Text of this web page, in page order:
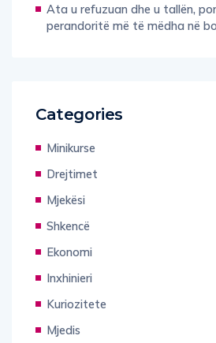
Ata u refuzuan dhe u tallën,
perandoritë më të mëdha në
Categories
Minikurse
Drejtimet
Mjekësi
Shkencë
Ekonomi
Inxhinieri
Kuriozitete
Mjedis